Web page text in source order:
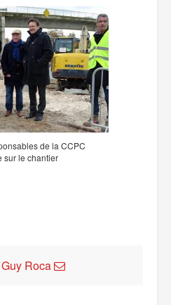
de la CCPC
sur le chantier
Guy Roca